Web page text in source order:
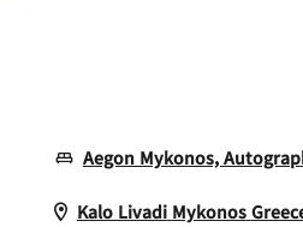
Aegon Mykonos,
Kalo Livadi Mykonos